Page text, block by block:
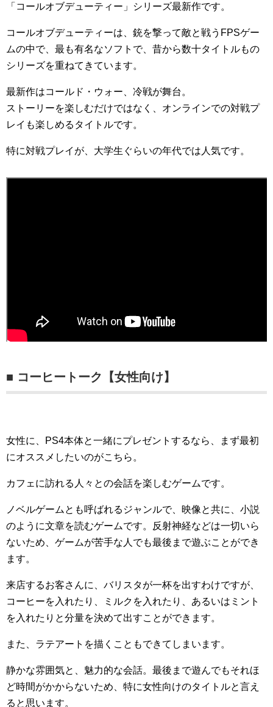
「コールオブデューティー」シリーズ最新作です。
コールオブデューティーは、銃を撃って敵と戦うFPSゲー
ムの中で、最も有名なソフトで、昔から数十タイトルもの
シリーズを重ねてきています。
最新作はコールド・ウォー、冷戦が舞台。
ストーリーを楽しむだけではなく、オンラインでの対戦プ
レイも楽しめるタイトルです。
特に対戦プレイが、大学生ぐらいの年代では人気です。
■ コーヒートーク【女性向け】
女性に、PS4本体と一緒にプレゼントするなら、まず最初
にオススメしたいのがこちら。
カフェに訪れる人々との会話を楽しむゲームです。
ノベルゲームとも呼ばれるジャンルで、映像と共に、小説
のように文章を読むゲームです。反射神経などは一切いら
ないため、ゲームが苦手な人でも最後まで遊ぶことができ
ます。
来店するお客さんに、バリスタが一杯を出すわけですが、
コーヒーを入れたり、ミルクを入れたり、あるいはミント
を入れたりと分量を決めて出すことができます。
また、ラテアートを描くこともできてしまいます。
静かな雰囲気と、魅力的な会話。最後まで遊んでもそれほ
ど時間がかからないため、特に女性向けのタイトルと言え
ると思います。